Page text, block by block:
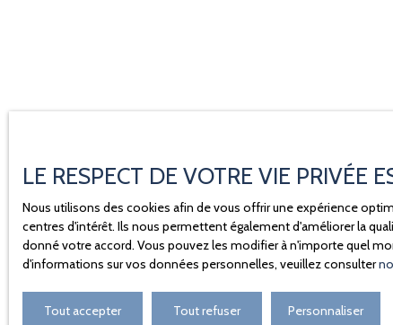
LE RESPECT DE VOTRE VIE PRIVÉE
Nous utilisons des cookies afin de vous offrir une expérience
centres d'intérêt. Ils nous permettent également d'améliorer la
donné votre accord. Vous pouvez les modifier à n'importe quel
d'informations sur vos données personnelles, veuillez consulter
Tout accepter Tout refuser Personnaliser